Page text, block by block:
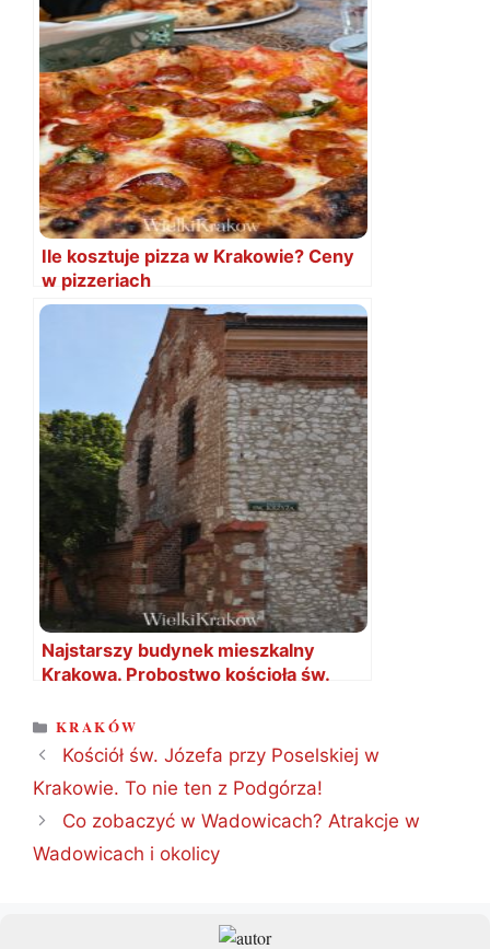
Ile kosztuje pizza w Krakowie? Ceny
w pizzeriach
Najstarszy budynek mieszkalny
Krakowa. Probostwo kościoła św.
KATEGORIE
KRAKÓW
Kościół św. Józefa przy Poselskiej w
Krakowie. To nie ten z Podgórza!
Co zobaczyć w Wadowicach? Atrakcje w
Wadowicach i okolicy